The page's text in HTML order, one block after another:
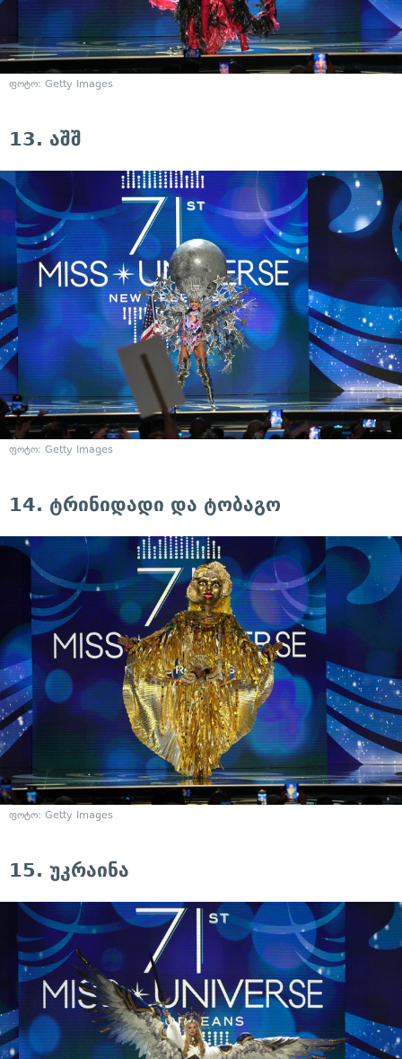
ფოტო: Getty Images
13. აშშ
ფოტო: Getty Images
14. ტრინიდადი და ტობაგო
ფოტო: Getty Images
15. უკრაინა